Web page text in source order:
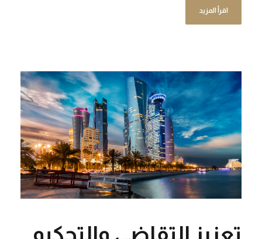
اقرأ المزيد
تعزيز التقاضي والتحكيم